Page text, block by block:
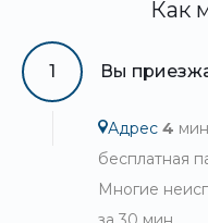
Как
1 Вы
Адрес 4
бесплатная
Многие